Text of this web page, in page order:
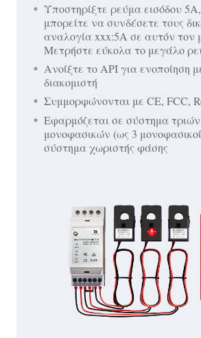
Υποστηρίξτε ρεύμα εισόδου
μπορείτε να συνδέσετε τους
αναλογία xxx:5A σε αυτόν τον
Μετρήστε εύκολα το μεγάλο
Ανοίξτε το API για ενοποίηση
διακομιστή
Συμμορφώνονται με CE, FCC,
Εφαρμόζεται σε σύστημα
μονοφασικών (ως 3
σύστημα χωριστής φάσης